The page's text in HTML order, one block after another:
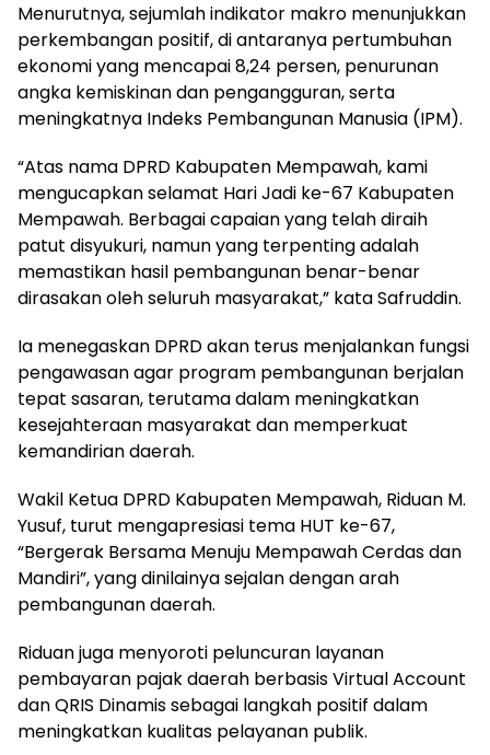
Menurutnya, sejumlah indikator makro menunjukkan
perkembangan positif, di antaranya pertumbuhan
ekonomi yang mencapai 8,24 persen, penurunan
angka kemiskinan dan pengangguran, serta
meningkatnya Indeks Pembangunan Manusia (IPM).
“Atas nama DPRD Kabupaten Mempawah, kami
mengucapkan selamat Hari Jadi ke-67 Kabupaten
Mempawah. Berbagai capaian yang telah diraih
patut disyukuri, namun yang terpenting adalah
memastikan hasil pembangunan benar-benar
dirasakan oleh seluruh masyarakat,” kata Safruddin.
Ia menegaskan DPRD akan terus menjalankan fungsi
pengawasan agar program pembangunan berjalan
tepat sasaran, terutama dalam meningkatkan
kesejahteraan masyarakat dan memperkuat
kemandirian daerah.
Wakil Ketua DPRD Kabupaten Mempawah, Riduan M.
Yusuf, turut mengapresiasi tema HUT ke-67,
“Bergerak Bersama Menuju Mempawah Cerdas dan
Mandiri”, yang dinilainya sejalan dengan arah
pembangunan daerah.
Riduan juga menyoroti peluncuran layanan
pembayaran pajak daerah berbasis Virtual Account
dan QRIS Dinamis sebagai langkah positif dalam
meningkatkan kualitas pelayanan publik.